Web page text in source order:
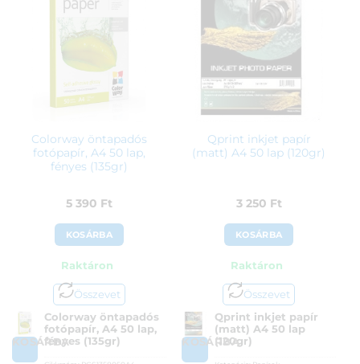
Colorway öntapadós
fotópapír, A4 50 lap,
fényes (135gr)
5 390 Ft
KOSÁRBA
Raktáron
Összevet
KOSÁRBA
Colorway öntapadós
fotópapír, A4 50 lap,
fényes (135gr)
Qprint inkjet papír
(matt) A4 50 lap (120gr)
3 250 Ft
KOSÁRBA
Raktáron
Összevet
KOSÁRBA
Qprint inkjet papír
(matt) A4 50 lap
(120gr)